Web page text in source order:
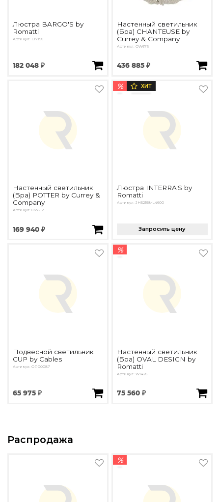
Люстра BARGO'S by
Romatti
Артикул: L17196
182 048 ₽
Настенный светильник
(Бра) CHANTEUSE by
Currey & Company
Артикул: OW676
436 885 ₽
Настенный светильник
(Бра) POTTER by Currey &
Company
Артикул: OW212
169 940 ₽
% ХИТ
Люстра INTERRA'S by
Romatti
Артикул: JH52158-L4600
Запросить цену
Подвесной светильник
CUP by Cables
Артикул: OPD0087
65 975 ₽
%
Настенный светильник
(Бра) OVAL DESIGN by
Romatti
Артикул: W1426
75 560 ₽
Распродажа
%